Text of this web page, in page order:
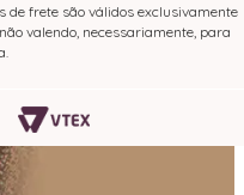
de frete são válidos exclusivamente
valendo, necessariamente, para